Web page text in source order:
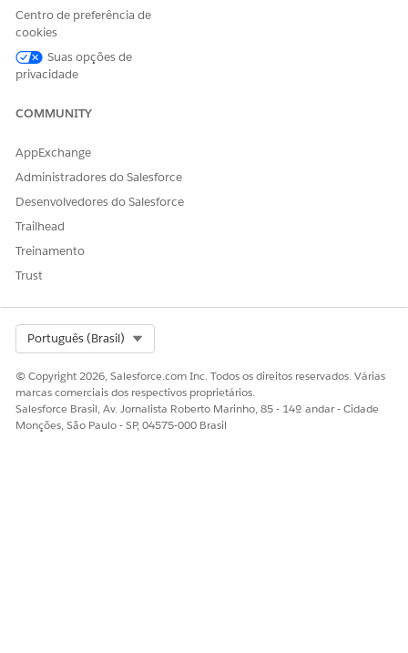
ESTE ARTIGO RESOLVEU SEU PROBLEMA?
Centro de preferência de
cookies
Suas opções de
privacidade
COMMUNITY
AppExchange
Administradores do Salesforce
Desenvolvedores do Salesforce
Trailhead
Treinamento
Trust
Português (Brasil)
© Copyright 2026, Salesforce.com Inc. Todos os direitos reservados. Várias
marcas comerciais dos respectivos proprietários.
Salesforce Brasil, Av. Jornalista Roberto Marinho, 85 - 14º andar - Cidade
Monções, São Paulo - SP, 04575-000 Brasil